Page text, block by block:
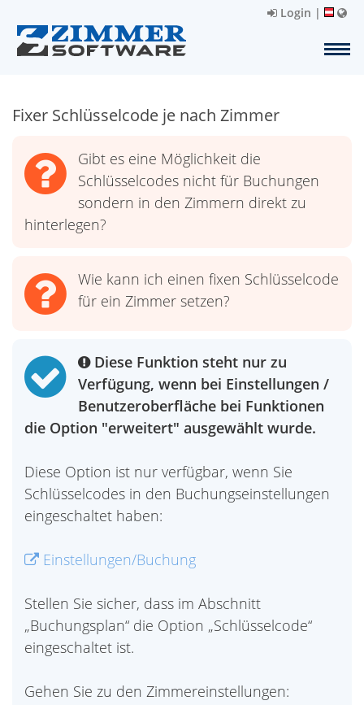
Login |
Fixer Schlüsselcode je nach Zimmer
Gibt es eine Möglichkeit die
Schlüsselcodes nicht für Buchungen
sondern in den Zimmern direkt zu
hinterlegen?
Wie kann ich einen fixen Schlüsselcode
für ein Zimmer setzen?
Diese Funktion steht nur zu
Verfügung, wenn bei Einstellungen /
Benutzeroberfläche bei Funktionen
die Option "erweitert" ausgewählt wurde.
Diese Option ist nur verfügbar, wenn Sie
Schlüsselcodes in den Buchungseinstellungen
eingeschaltet haben:
Einstellungen/Buchung
Stellen Sie sicher, dass im Abschnitt
„Buchungsplan“ die Option „Schlüsselcode“
eingeschaltet ist.
Gehen Sie zu den Zimmereinstellungen: